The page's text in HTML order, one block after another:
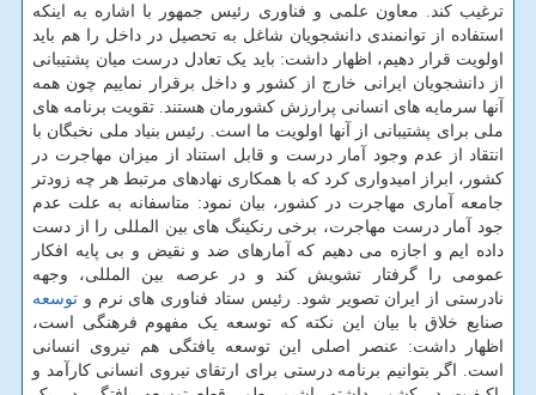
ترغیب کند. معاون علمی و فناوری رئیس جمهور با اشاره به اینکه
استفاده از توانمندی دانشجویان شاغل به تحصیل در داخل را هم باید
اولویت قرار دهیم، اظهار داشت: باید یک تعادل درست میان پشتیبانی
از دانشجویان ایرانی خارج از کشور و داخل برقرار نماییم چون همه
آنها سرمایه های انسانی پرارزش کشورمان هستند. تقویت برنامه های
ملی برای پشتیبانی از آنها اولویت ما است. رئیس بنیاد ملی نخبگان با
انتقاد از عدم وجود آمار درست و قابل استناد از میزان مهاجرت در
کشور، ابراز امیدواری کرد که با همکاری نهادهای مرتبط هر چه زودتر
جامعه آماری مهاجرت در کشور، بیان نمود: متاسفانه به علت عدم
جود آمار درست مهاجرت، برخی رنکینگ های بین المللی را از دست
داده ایم و اجازه می دهیم که آمارهای ضد و نقیض و بی پایه افکار
عمومی را گرفتار تشویش کند و در عرصه بین المللی، وجهه
نادرستی از ایران تصویر شود. رئیس ستاد فناوری های نرم و توسعه
صنایع خلاق با بیان این نکته که توسعه یک مفهوم فرهنگی است،
اظهار داشت: عنصر اصلی این توسعه یافتگی هم نیروی انسانی
است. اگر بتوانیم برنامه درستی برای ارتقای نیروی انسانی کارآمد و